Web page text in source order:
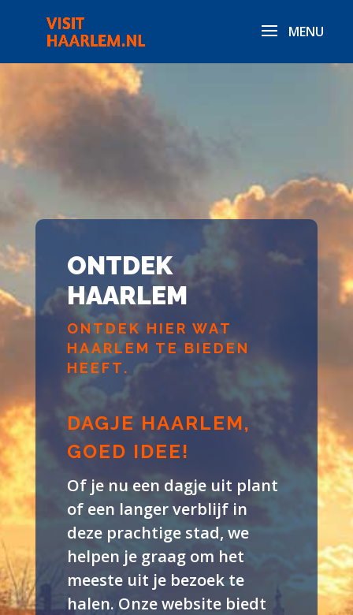
ONTDEK
HAARLEM
ONTDEK HIER WAT
HAARLEM TE BIEDEN
HEEFT.
DAGJE HAARLEM,
GOED IDEE!
Of je nu een dagje uit plant
of een langer verblijf in
deze prachtige stad, we
helpen je graag om het
meeste uit je bezoek te
halen. Onze website biedt